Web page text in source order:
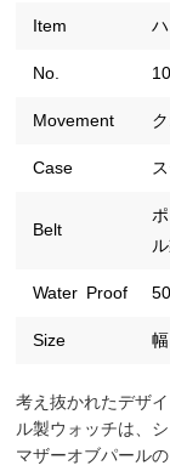
Item
No.
Movement
Case
Belt
Water Proof
Size
考え抜かれたデザ
ル製ウォッチは、
マザーオブパール